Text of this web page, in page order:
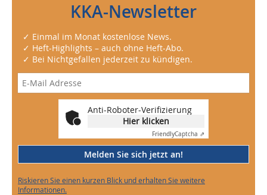
KKA-Newsletter
✓ Einmal im Monat kostenlose News.
✓ Heft-Highlights – auch ohne Heft-Abo.
✓ Bei Nichtgefallen jederzeit zu kündigen.
Anti-Roboter-Verifizierung
Hier klicken
FriendlyCaptcha ⇗
Melden Sie sich jetzt an!
Riskieren Sie einen kurzen Blick und erhalten Sie weitere
Informationen.